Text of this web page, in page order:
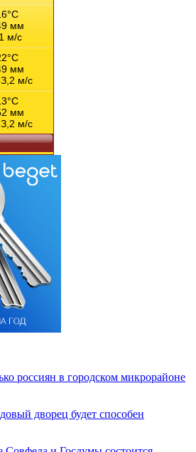
россиян в городском микрорайоне
дворец будет способен